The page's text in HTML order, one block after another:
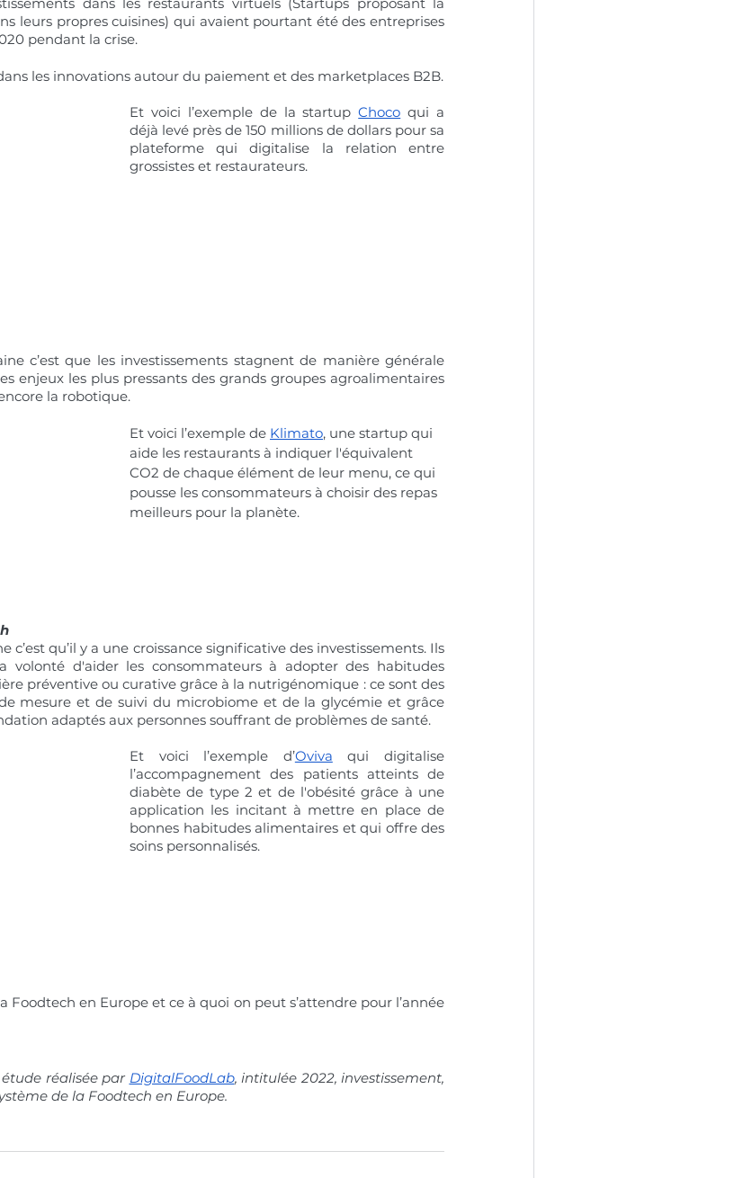
leurs propres cuisines) qui avaient pourtant été des entreprises
pendant la crise.
les innovations autour du paiement et des marketplaces B2B.
Et voici l’exemple de la startup Choco qui a
déjà levé près de 150 millions de dollars pour sa
plateforme qui digitalise la relation entre
grossistes et restaurateurs.
c’est que les investissements stagnent de manière générale
enjeux les plus pressants des grands groupes agroalimentaires
la robotique.
Et voici l’exemple de Klimato, une startup qui
aide les restaurants à indiquer l'équivalent
CO2 de chaque élément de leur menu, ce qui
pousse les consommateurs à choisir des repas
meilleurs pour la planète.
c’est qu’il y a une croissance significative des investissements. Ils
volonté d'aider les consommateurs à adopter des habitudes
préventive ou curative grâce à la nutrigénomique : ce sont des
mesure et de suivi du microbiome et de la glycémie et grâce
adaptés aux personnes souffrant de problèmes de santé.
Et voici l’exemple d’Oviva qui digitalise
l’accompagnement des patients atteints de
diabète de type 2 et de l'obésité grâce à une
application les incitant à mettre en place de
bonnes habitudes alimentaires et qui offre des
soins personnalisés.
Foodtech en Europe et ce à quoi on peut s’attendre pour l’année
étude réalisée par DigitalFoodLab, intitulée 2022, investissement,
de la Foodtech en Europe.